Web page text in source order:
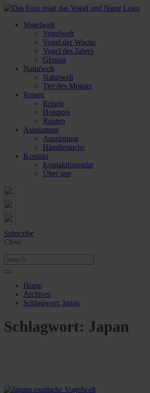
Vogelwelt
Vogelwelt
Vogel der Woche
Vogel des Jahres
Glossar
Naturwelt
Naturwelt
Tier des Monats
Reisen
Reisen
Hotspots
Routen
Ausrüstung
Ausrüstung
Händlersuche
Kontakt
Kontaktformular
Über uns
Subscribe
Close
Home
Archives
Schlagwort: Japan
Schlagwort: Japan